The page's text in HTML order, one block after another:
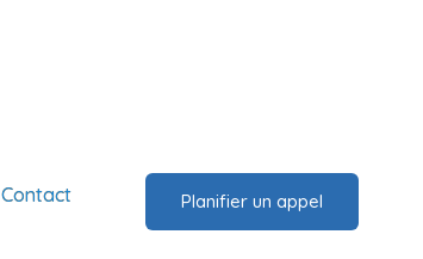
Contact Planifier un appel